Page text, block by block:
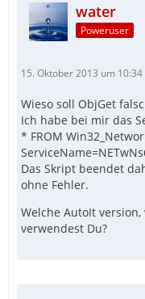
water
Poweruser
15. Oktober 2013 um 10:34
Wieso soll ObjGet
Ich habe bei mir das
* FROM
Das Skript beendet
ohne Fehler.
Welche AutoIt
verwendest Du?